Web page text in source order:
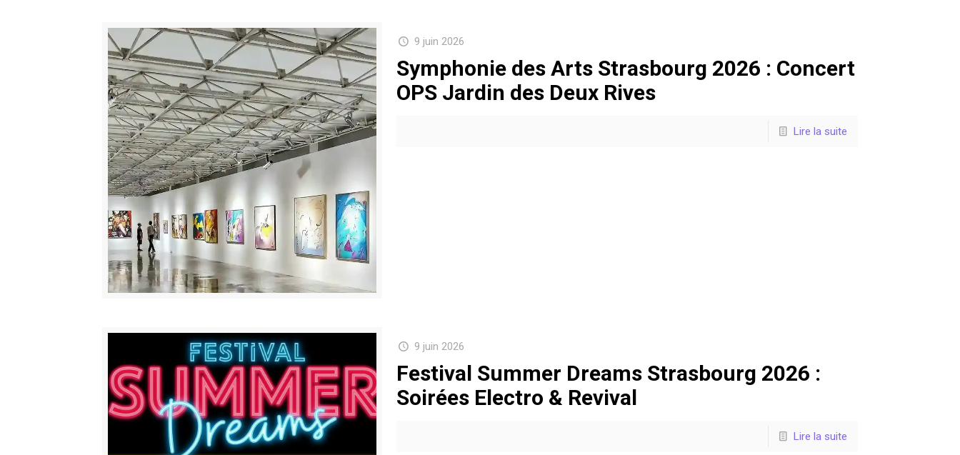
9 juin 2026
Symphonie des Arts Strasbourg 2026 : Concert
OPS Jardin des Deux Rives
Lire la suite
9 juin 2026
Festival Summer Dreams Strasbourg 2026 :
Soirées Electro & Revival
Lire la suite